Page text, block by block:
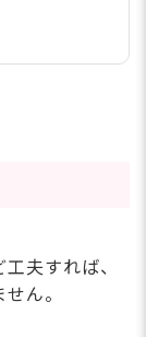
夫すれば、
ん。